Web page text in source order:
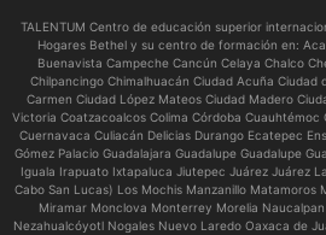
TALENTUM Centro de educación superior
Hogares Bethel y su centro de formación en:
Buenavista Campeche Cancún Celaya Chalco
Chilpancingo Chimalhuacán Ciudad Acuña Ciudad
Carmen Ciudad López Mateos Ciudad Madero
Victoria Coatzacoalcos Colima Córdoba Cuauhtémoc
Cuernavaca Culiacán Delicias Durango Ecatepec
Gómez Palacio Guadalajara Guadalupe Guadalupe
Iguala Irapuato Ixtapaluca Jiutepec Juárez Juárez
Cabo San Lucas) Los Mochis Manzanillo Matamoros
Miramar Monclova Monterrey Morelia
Nezahualcóyotl Nogales Nuevo Laredo Oaxaca de